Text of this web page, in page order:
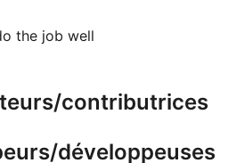
the job well
contributrices
développeuses